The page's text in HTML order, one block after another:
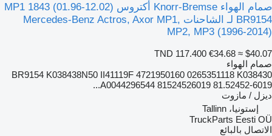
صمام الهواء Knorr-Bremse أكتروس MP1 1843 (01.96-12.02)
BR9154 لـ الشاحنات Mercedes-Benz Actros, Axor MP1,
MP2, MP3 (1996-2014)
TND 117.400 €34.68 ≈ $40.07
صمام الهواء
BR9154 K038438N50 II41119F 4721950160 0265351118 K038430
A0044296544 81524526019 81.52452-6019...
ديزل / مازوت
إستونيا، Tallinn
TruckParts Eesti OÜ
الاتصال بالبائع